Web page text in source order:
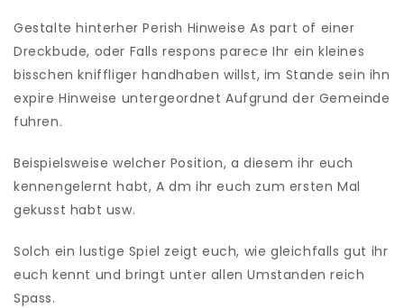
Gestalte hinterher Perish Hinweise As part of einer
Dreckbude, oder Falls respons parece Ihr ein kleines
bisschen kniffliger handhaben willst, im Stande sein ihn
expire Hinweise untergeordnet Aufgrund der Gemeinde
fuhren.
Beispielsweise welcher Position, a diesem ihr euch
kennengelernt habt, A dm ihr euch zum ersten Mal
gekusst habt usw.
Solch ein lustige Spiel zeigt euch, wie gleichfalls gut ihr
euch kennt und bringt unter allen Umstanden reich
Spass.